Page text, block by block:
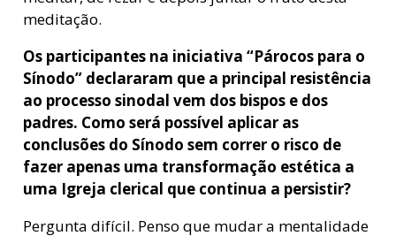
meditação.
Os participantes na iniciativa “Párocos para o
Sínodo” declararam que a principal resistência
ao processo sinodal vem dos bispos e dos
padres. Como será possível aplicar as
conclusões do Sínodo sem correr o risco de
fazer apenas uma transformação estética a
uma Igreja clerical que continua a persistir?
Pergunta difícil. Penso que mudar a mentalidade